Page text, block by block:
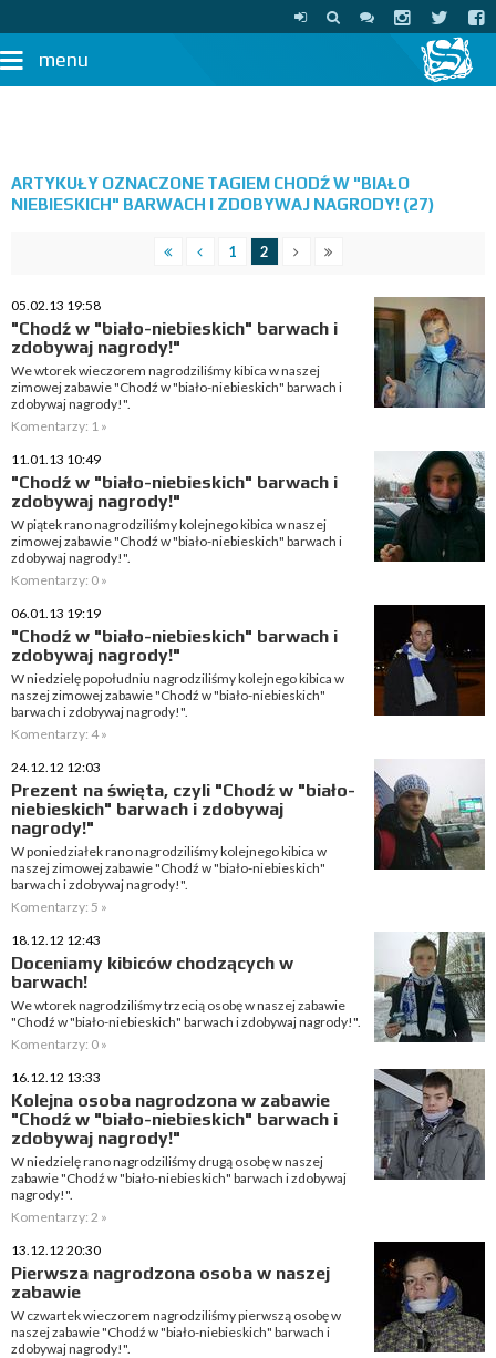
menu
ARTYKUŁY OZNACZONE TAGIEM CHODŹ W "BIAŁO
NIEBIESKICH" BARWACH I ZDOBYWAJ NAGRODY! (27)
1 2
05.02.13 19:58
"Chodź w "biało-niebieskich" barwach i
zdobywaj nagrody!"
We wtorek wieczorem nagrodziliśmy kibica w naszej
zimowej zabawie "Chodź w "biało-niebieskich" barwach i
zdobywaj nagrody!".
Komentarzy: 1 »
11.01.13 10:49
"Chodź w "biało-niebieskich" barwach i
zdobywaj nagrody!"
W piątek rano nagrodziliśmy kolejnego kibica w naszej
zimowej zabawie "Chodź w "biało-niebieskich" barwach i
zdobywaj nagrody!".
Komentarzy: 0 »
06.01.13 19:19
"Chodź w "biało-niebieskich" barwach i
zdobywaj nagrody!"
W niedzielę popołudniu nagrodziliśmy kolejnego kibica w
naszej zimowej zabawie "Chodź w "biało-niebieskich"
barwach i zdobywaj nagrody!".
Komentarzy: 4 »
24.12.12 12:03
Prezent na święta, czyli "Chodź w "biało-
niebieskich" barwach i zdobywaj
nagrody!"
W poniedziałek rano nagrodziliśmy kolejnego kibica w
naszej zimowej zabawie "Chodź w "biało-niebieskich"
barwach i zdobywaj nagrody!".
Komentarzy: 5 »
18.12.12 12:43
Doceniamy kibiców chodzących w
barwach!
We wtorek nagrodziliśmy trzecią osobę w naszej zabawie
"Chodź w "biało-niebieskich" barwach i zdobywaj nagrody!".
Komentarzy: 0 »
16.12.12 13:33
Kolejna osoba nagrodzona w zabawie
"Chodź w "biało-niebieskich" barwach i
zdobywaj nagrody!"
W niedzielę rano nagrodziliśmy drugą osobę w naszej
zabawie "Chodź w "biało-niebieskich" barwach i zdobywaj
nagrody!".
Komentarzy: 2 »
13.12.12 20:30
Pierwsza nagrodzona osoba w naszej
zabawie
W czwartek wieczorem nagrodziliśmy pierwszą osobę w
naszej zabawie "Chodź w "biało-niebieskich" barwach i
zdobywaj nagrody!".